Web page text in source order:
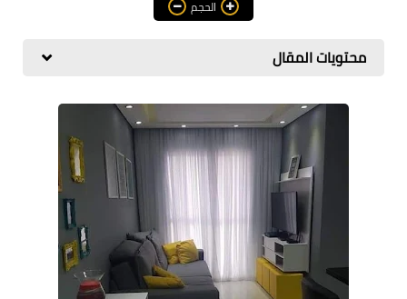
هندسة معمارية
مشاريع هندسية متنوعة
اوتوكاد autocad
برامج هندسية
الحجم
محتويات المقال